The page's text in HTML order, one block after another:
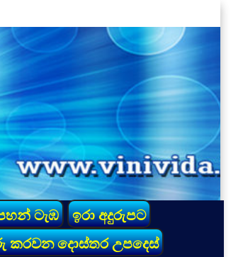
ටැඹ
ඉරා අදුරුපට
කරවන දොස්තර උපදෙස්